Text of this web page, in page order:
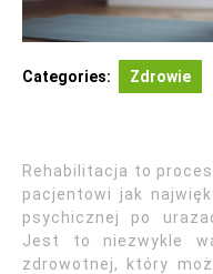
Categories: Zdrowie
Rehabilitacja to
pacjentowi jak
psychicznej po
Jest to niezwykle
zdrowotnej, który